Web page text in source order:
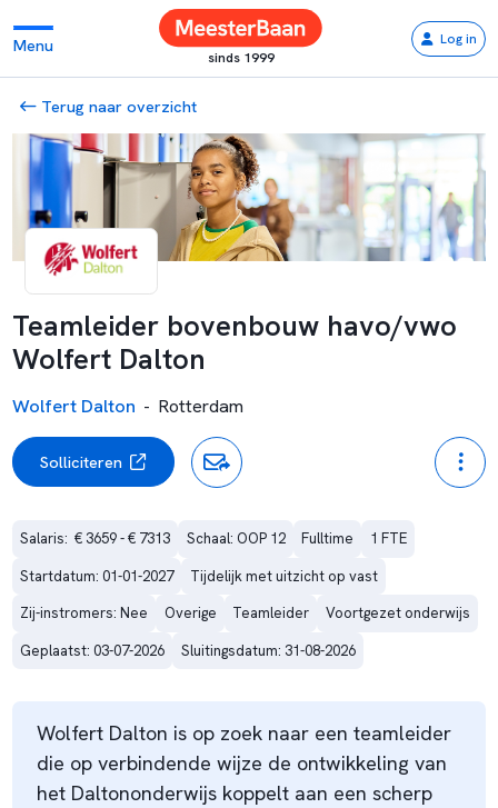
Menu
sinds 1999
Log in
Terug naar overzicht
Teamleider bovenbouw havo/vwo
Wolfert Dalton
Wolfert Dalton - Rotterdam
Solliciteren
Salaris:  € 3659 - € 7313 Schaal: OOP 12 Fulltime
1 FTE
Startdatum: 01-01-2027
Tijdelijk met uitzicht op vast
Zij-instromers: Nee
Overige Teamleider
Voortgezet onderwijs
Geplaatst: 03-07-2026
Sluitingsdatum: 31-08-2026
Wolfert Dalton is op zoek naar een teamleider
die op verbindende wijze de ontwikkeling van
het Daltononderwijs koppelt aan een scherp